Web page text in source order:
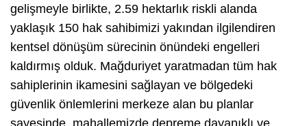
gelişmeyle birlikte, 2.59 hektarlık riskli alanda
yaklaşık 150 hak sahibimizi yakından ilgilendiren
kentsel dönüşüm sürecinin önündeki engelleri
kaldırmış olduk. Mağduriyet yaratmadan tüm hak
sahiplerinin ikamesini sağlayan ve bölgedeki
güvenlik önlemlerini merkeze alan bu planlar
sayesinde, mahallemizde depreme dayanıklı ve